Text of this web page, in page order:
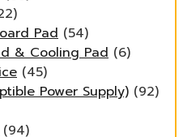
Pad (54)
& Cooling Pad (6)
(45)
Power Supply) (92)
(94)